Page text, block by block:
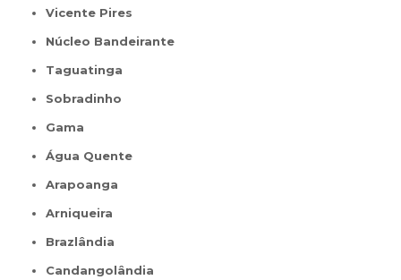
Vicente Pires
Núcleo Bandeirante
Taguatinga
Sobradinho
Gama
Água Quente
Arapoanga
Arniqueira
Brazlândia
Candangolândia